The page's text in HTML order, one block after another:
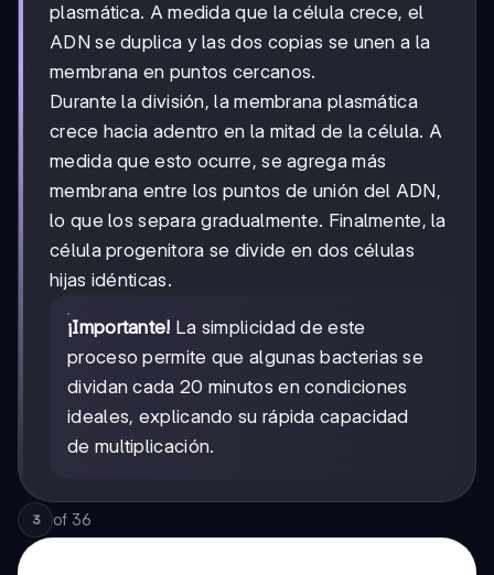
plasmática. A medida que la célula crece, el
ADN se duplica y las dos copias se unen a la
membrana en puntos cercanos.
Durante la división, la membrana plasmática
crece hacia adentro en la mitad de la célula. A
medida que esto ocurre, se agrega más
membrana entre los puntos de unión del ADN,
lo que los separa gradualmente. Finalmente, la
célula progenitora se divide en dos células
hijas idénticas.
¡Importante! La simplicidad de este
proceso permite que algunas bacterias se
dividan cada 20 minutos en condiciones
ideales, explicando su rápida capacidad
de multiplicación.
3 of 36